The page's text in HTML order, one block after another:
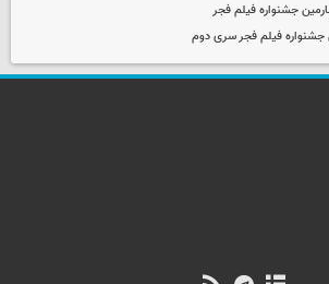
جشنواره فیلم فجر
جشنواره فیلم فجر سری دوم